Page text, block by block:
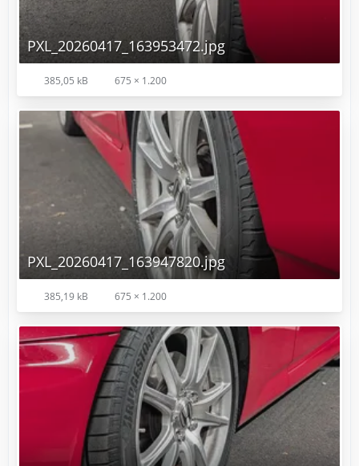
PXL_20260417_163953472.jpg
385,05 kB 675 × 1.200
PXL_20260417_163947820.jpg
385,19 kB 675 × 1.200